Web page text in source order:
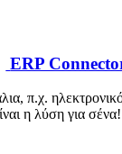
ERP
π.χ.
η λύση για σένα!